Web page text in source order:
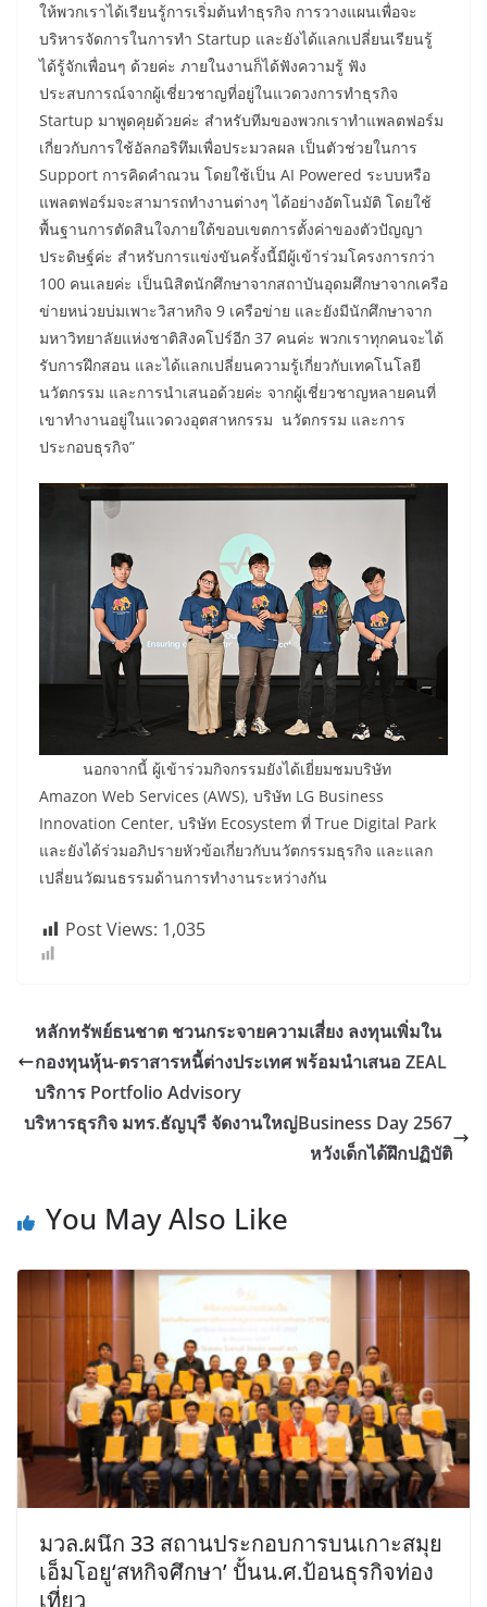
ให้พวกเราได้เรียนรู้การเริ่มต้นทำธุรกิจ การวางแผนเพื่อจะ
บริหารจัดการในการทำ Startup และยังได้แลกเปลี่ยนเรียนรู้
ได้รู้จักเพื่อนๆ ด้วยค่ะ ภายในงานก็ได้ฟังความรู้ ฟัง
ประสบการณ์จากผู้เชี่ยวชาญที่อยู่ในแวดวงการทำธุรกิจ
Startup มาพูดคุยด้วยค่ะ สำหรับทีมของพวกเราทำแพลตฟอร์ม
เกี่ยวกับการใช้อัลกอริทึมเพื่อประมวลผล เป็นตัวช่วยในการ
Support การคิดคำณวน โดยใช้เป็น AI Powered ระบบหรือ
แพลตฟอร์มจะสามารถทำงานต่างๆ ได้อย่างอัตโนมัติ โดยใช้
พื้นฐานการตัดสินใจภายใต้ขอบเขตการตั้งค่าของตัวปัญญา
ประดิษฐ์ค่ะ สำหรับการแข่งขันครั้งนี้มีผู้เข้าร่วมโครงการกว่า
100 คนเลยค่ะ เป็นนิสิตนักศึกษาจากสถาบันอุดมศึกษาจากเครือ
ข่ายหน่วยบ่มเพาะวิสาหกิจ 9 เครือข่าย และยังมีนักศึกษาจาก
มหาวิทยาลัยแห่งชาติสิงคโปร์อีก 37 คนค่ะ พวกเราทุกคนจะได้
รับการฝึกสอน และได้แลกเปลี่ยนความรู้เกี่ยวกับเทคโนโลยี
นวัตกรรม และการนำเสนอด้วยค่ะ จากผู้เชี่ยวชาญหลายคนที่
เขาทำงานอยู่ในแวดวงอุตสาหกรรม นวัตกรรม และการ
ประกอบธุรกิจ”
นอกจากนี้ ผู้เข้าร่วมกิจกรรมยังได้เยี่ยมชมบริษัท
Amazon Web Services (AWS), บริษัท LG Business
Innovation Center, บริษัท Ecosystem ที่ True Digital Park
และยังได้ร่วมอภิปรายหัวข้อเกี่ยวกับนวัตกรรมธุรกิจ และแลก
เปลี่ยนวัฒนธรรมด้านการทำงานระหว่างกัน
Post Views: 1,035
หลักทรัพย์ธนชาต ชวนกระจายความเสี่ยง ลงทุนเพิ่มใน
กองทุนหุ้น-ตราสารหนี้ต่างประเทศ พร้อมนำเสนอ ZEAL
บริการ Portfolio Advisory
บริหารธุรกิจ มทร.ธัญบุรี จัดงานใหญ่Business Day 2567
หวังเด็กได้ฝึกปฏิบัติ
You May Also Like
มวล.ผนึก 33 สถานประกอบการบนเกาะสมุย
เอ็มโอยู‘สหกิจศึกษา’ ปั้นน.ศ.ป้อนธุรกิจท่อง
เที่ยว